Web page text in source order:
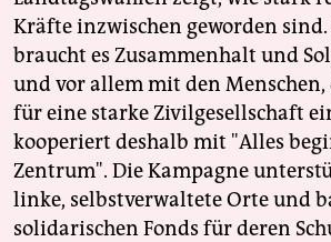
Kräfte inzwischen geworden sind.
braucht es Zusammenhalt und
und vor allem mit den Menschen,
für eine starke Zivilgesellschaft
kooperiert deshalb mit "Alles
Zentrum". Die Kampagne
linke, selbstverwaltete Orte und
solidarischen Fonds für deren